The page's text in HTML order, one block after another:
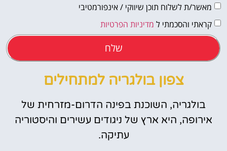
מאשר/ת לשלוח תוכן שיווקי / אינפורמטיבי
קראתי והסכמתי ל מדיניות הפרטיות
שלח
צפון בולגריה למתחילים
בולגריה, השוכנת בפינה הדרום-מזרחית של
אירופה, היא ארץ של ניגודים עשירים והיסטוריה
עתיקה.